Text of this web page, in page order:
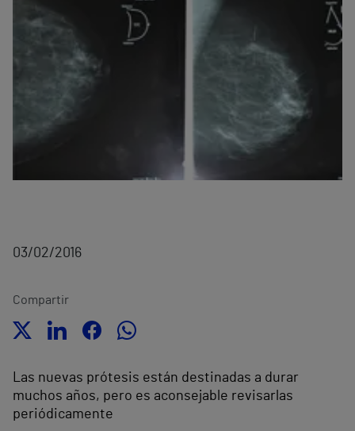
03/02/2016
Compartir
Las nuevas prótesis están destinadas a durar
muchos años, pero es aconsejable revisarlas
periódicamente